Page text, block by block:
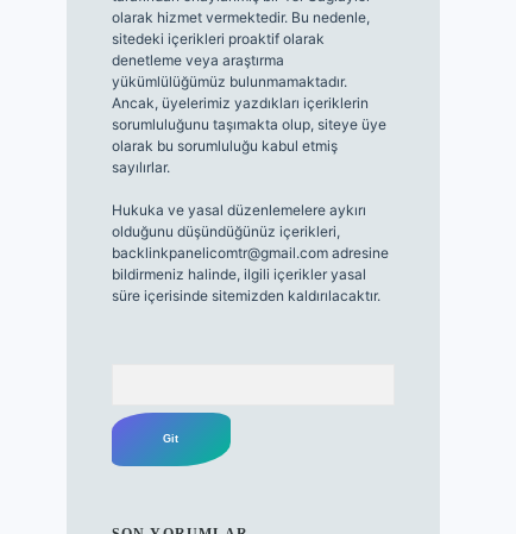
olarak hizmet vermektedir. Bu nedenle,
sitedeki içerikleri proaktif olarak
denetleme veya araştırma
yükümlülüğümüz bulunmamaktadır.
Ancak, üyelerimiz yazdıkları içeriklerin
sorumluluğunu taşımakta olup, siteye üye
olarak bu sorumluluğu kabul etmiş
sayılırlar.
Hukuka ve yasal düzenlemelere aykırı
olduğunu düşündüğünüz içerikleri,
backlinkpanelicomtr@gmail.comadresine
bildirmeniz halinde, ilgili içerikler yasal
süre içerisinde sitemizden kaldırılacaktır.